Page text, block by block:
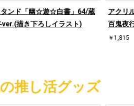
タンド「幽☆遊☆白書」64/蔵
ver.(描き下ろしイラスト)
アクリ
百鬼夜
￥1,815
推し活グッズ